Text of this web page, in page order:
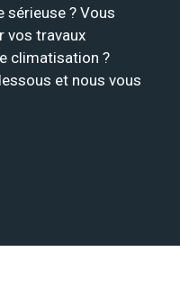
sérieuse ? Vous
vos travaux
climatisation ?
et nous vous